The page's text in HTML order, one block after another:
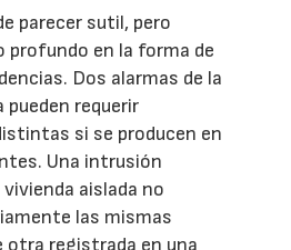
parecer sutil, pero
profundo en la forma de
Dos alarmas de la
requerir
si se producen en
Una intrusión
aislada no
las mismas
otra registrada en una